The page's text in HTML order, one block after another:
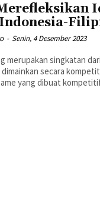
- Senin, 4 Desember 2023
merupakan singkatan
dimainkan secara
yang dibuat